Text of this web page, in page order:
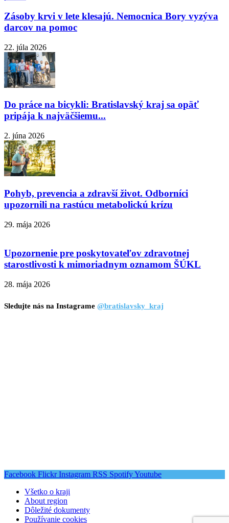
Zásoby krvi v lete klesajú. Nemocnica Bory vyzýva
darcov na pomoc
22. júla 2026
Do práce na bicykli: Bratislavský kraj sa opäť
pripája k najväčšiemu...
2. júna 2026
Pohyb, prevencia a zdravší život. Odborníci
upozornili na rastúcu metabolickú krízu
29. mája 2026
Upozornenie pre poskytovateľov zdravotnej
starostlivosti k mimoriadnym oznamom ŠÚKL
28. mája 2026
Sledujte nás na Instagrame @bratislavsky_kraj
Facebook Flickr Instagram RSS SpotifyYoutube
Všetko o kraji
About region
Dôležité dokumenty
Používanie cookies